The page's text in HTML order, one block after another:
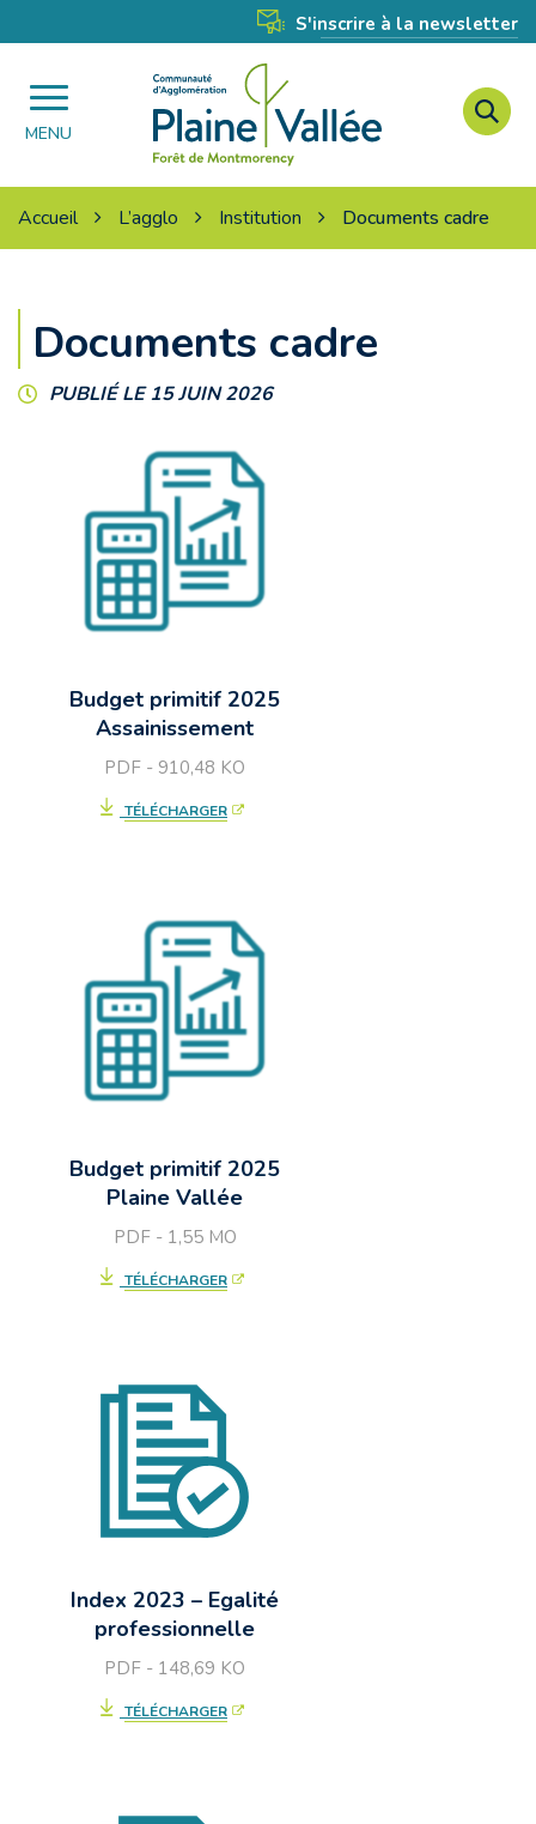
S'inscrire à la newsletter
MENU
Agglomération
Plaine
Vallée
Accueil L’agglo Institution Documents cadre
Documents cadre
PUBLIÉ LE 15 JUIN 2026
Budget primitif 2025
Assainissement
PDF - 910,48 KO
TÉLÉCHARGER
Budget primitif 2025
Plaine Vallée
PDF - 1,55 MO
TÉLÉCHARGER
Index 2023 – Egalité
professionnelle
PDF - 148,69 KO
TÉLÉCHARGER